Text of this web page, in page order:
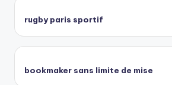
rugby paris sportif
bookmaker sans limite de mise